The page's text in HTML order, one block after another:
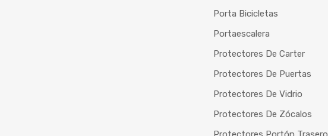
Porta Bicicletas
Portaescalera
Protectores De Carter
Protectores De Puertas
Protectores De Vidrio
Protectores De Zócalos